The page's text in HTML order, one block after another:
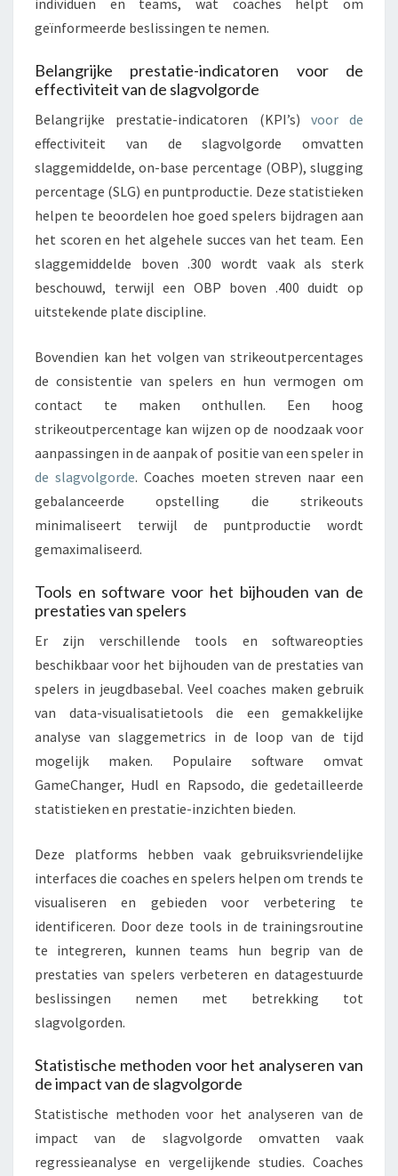
individuen en teams, wat coaches helpt om
geïnformeerde beslissingen te nemen.
Belangrijke prestatie-indicatoren voor de
effectiviteit van de slagvolgorde
Belangrijke prestatie-indicatoren (KPI’s) voor de
effectiviteit van de slagvolgorde omvatten
slaggemiddelde, on-base percentage (OBP), slugging
percentage (SLG) en puntproductie. Deze statistieken
helpen te beoordelen hoe goed spelers bijdragen aan
het scoren en het algehele succes van het team. Een
slaggemiddelde boven .300 wordt vaak als sterk
beschouwd, terwijl een OBP boven .400 duidt op
uitstekende plate discipline.
Bovendien kan het volgen van strikeoutpercentages
de consistentie van spelers en hun vermogen om
contact te maken onthullen. Een hoog
strikeoutpercentage kan wijzen op de noodzaak voor
aanpassingen in de aanpak of positie van een speler in
de slagvolgorde. Coaches moeten streven naar een
gebalanceerde opstelling die strikeouts
minimaliseert terwijl de puntproductie wordt
gemaximaliseerd.
Tools en software voor het bijhouden van de
prestaties van spelers
Er zijn verschillende tools en softwareopties
beschikbaar voor het bijhouden van de prestaties van
spelers in jeugdbasebal. Veel coaches maken gebruik
van data-visualisatietools die een gemakkelijke
analyse van slaggemetrics in de loop van de tijd
mogelijk maken. Populaire software omvat
GameChanger, Hudl en Rapsodo, die gedetailleerde
statistieken en prestatie-inzichten bieden.
Deze platforms hebben vaak gebruiksvriendelijke
interfaces die coaches en spelers helpen om trends te
visualiseren en gebieden voor verbetering te
identificeren. Door deze tools in de trainingsroutine
te integreren, kunnen teams hun begrip van de
prestaties van spelers verbeteren en datagestuurde
beslissingen nemen met betrekking tot
slagvolgorden.
Statistische methoden voor het analyseren van
de impact van de slagvolgorde
Statistische methoden voor het analyseren van de
impact van de slagvolgorde omvatten vaak
regressieanalyse en vergelijkende studies. Coaches